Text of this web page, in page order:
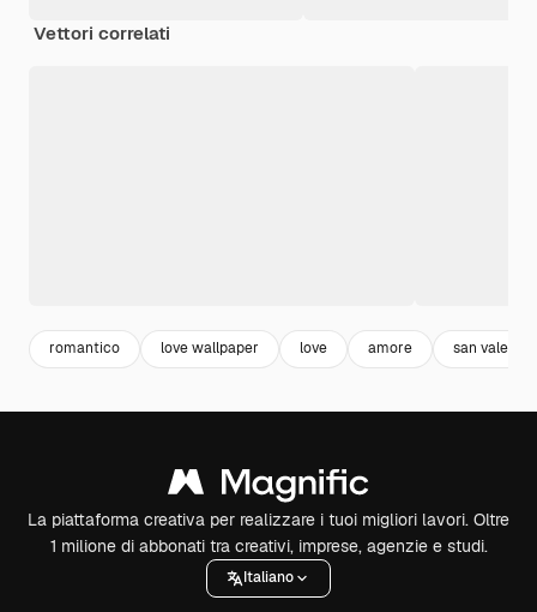
Vettori correlati
romantico love wallpaper love amore san
La piattaforma creativa per realizzare i tuoi migliori lavori. Oltre
1 milione di abbonati tra creativi, imprese, agenzie e studi.
Italiano